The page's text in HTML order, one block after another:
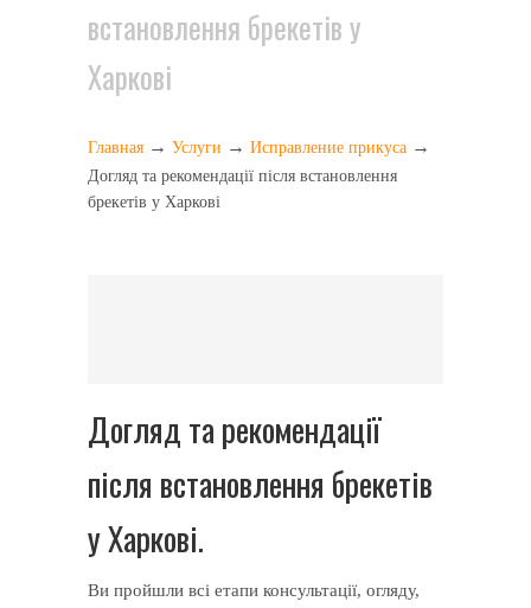
встановлення брекетів у
Харкові
Главная → Услуги → Исправление прикуса →
Догляд та рекомендації після встановлення
брекетів у Харкові
Догляд та рекомендації
після встановлення брекетів
у Харкові.
Ви пройшли всі етапи консультації, огляду,